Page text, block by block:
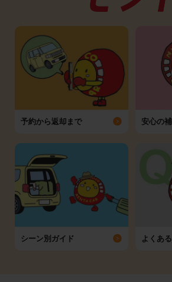
予約から返却まで 安心の
シーン別ガイド よくあ